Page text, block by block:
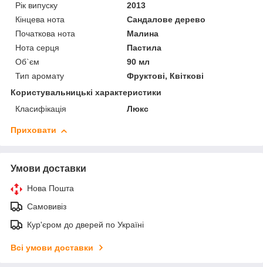
Рік випуску
2013
Кінцева нота
Сандалове дерево
Початкова нота
Малина
Нота серця
Пастила
Об`єм
90 мл
Тип аромату
Фруктові, Квіткові
Користувальницькі характеристики
Класифікація
Люкс
Приховати
Умови доставки
Нова Пошта
Самовивіз
Кур'єром до дверей по Україні
Всі умови доставки